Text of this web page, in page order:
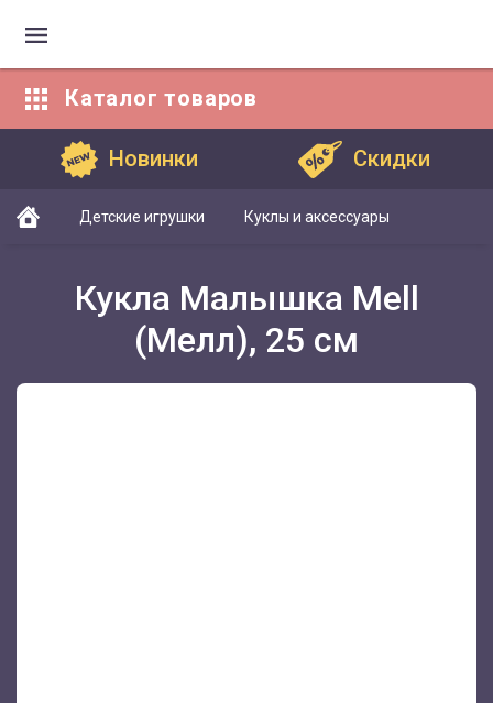
Каталог товаров
Новинки Скидки
Детские игрушки Куклы и аксессуары
Кукла Малышка Mell
(Мелл), 25 см